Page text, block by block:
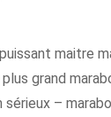
maitre
grand
–